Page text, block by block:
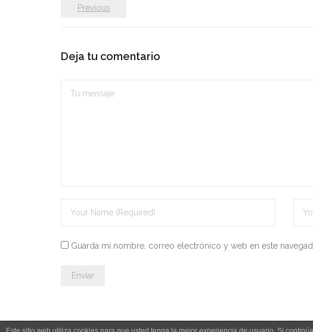
Previous
Deja tu comentario
Guarda mi nombre, correo electrónico y web en este